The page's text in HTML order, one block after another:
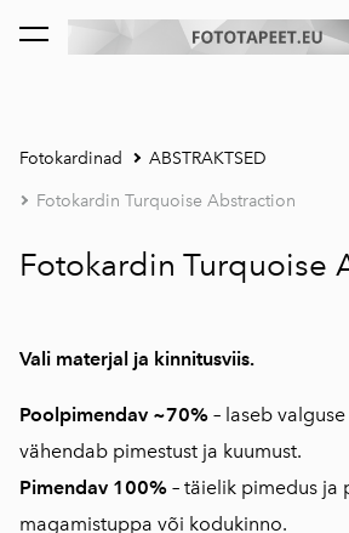
lisati ostukorvi. Vaata ostukorvi
Fotokardinad ABSTRAKTSED
Fotokardin Turquoise Abstraction
Fotokardin Turquoise
Vali materjal ja kinnitusviis.
Poolpimendav ~70% – laseb
vähendab pimestust ja kuumust.
Pimendav 100% – täielik pimedus ja
magamistuppa või kodukinno.